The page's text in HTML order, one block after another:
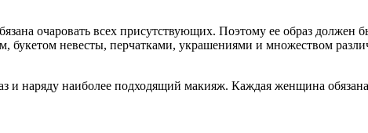
очаровать всех присутствующих. Поэтому ее образ
букетом невесты, перчатками, украшениями и множеством
и наряду наиболее подходящий макияж. Каждая женщина